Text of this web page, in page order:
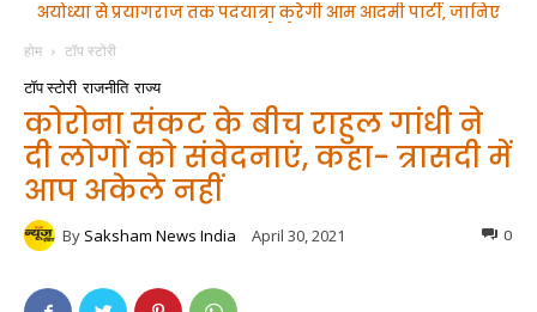
अयोध्या से प्रयागराज तक पदयात्रा करेगी आम आदमी पार्टी, जानिए
PFI पर CM योगी की दो टूक- ये नया भारत है, राष्ट्र की सुरक्षा में खतरा
होम टॉप स्टोरी
टॉप स्टोरी राजनीति राज्य
कोरोना संकट के बीच राहुल गांधी ने
दी लोगों को संवेदनाएं, कहा- त्रासदी में
आप अकेले नहीं
By Saksham News India April 30, 2021 0